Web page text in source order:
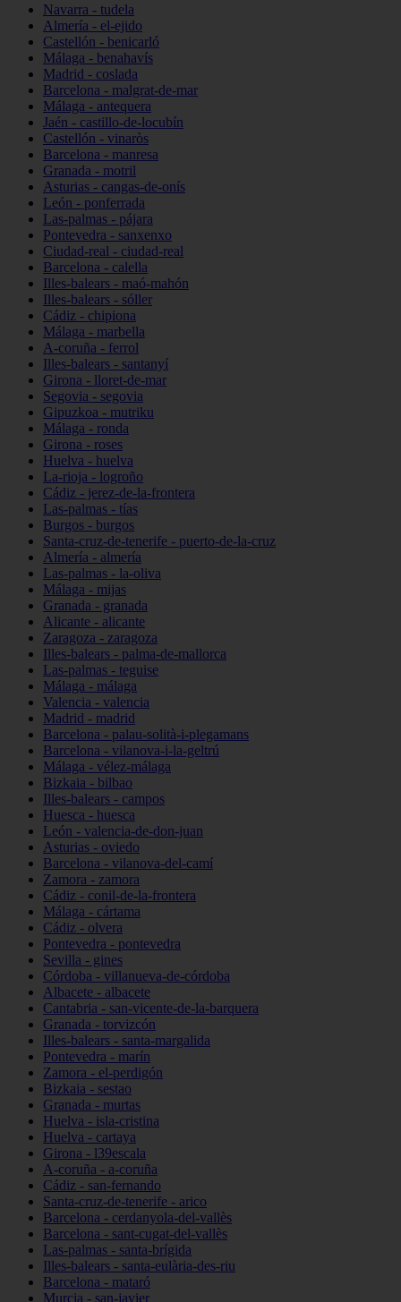
Navarra - tudela
Almería - el-ejido
Castellón - benicarló
Málaga - benahavís
Madrid - coslada
Barcelona - malgrat-de-mar
Málaga - antequera
Jaén - castillo-de-locubín
Castellón - vinaròs
Barcelona - manresa
Granada - motril
Asturias - cangas-de-onís
León - ponferrada
Las-palmas - pájara
Pontevedra - sanxenxo
Ciudad-real - ciudad-real
Barcelona - calella
Illes-balears - maó-mahón
Illes-balears - sóller
Cádiz - chipiona
Málaga - marbella
A-coruña - ferrol
Illes-balears - santanyí
Girona - lloret-de-mar
Segovia - segovia
Gipuzkoa - mutriku
Málaga - ronda
Girona - roses
Huelva - huelva
La-rioja - logroño
Cádiz - jerez-de-la-frontera
Las-palmas - tías
Burgos - burgos
Santa-cruz-de-tenerife - puerto-de-la-cruz
Almería - almería
Las-palmas - la-oliva
Málaga - mijas
Granada - granada
Alicante - alicante
Zaragoza - zaragoza
Illes-balears - palma-de-mallorca
Las-palmas - teguise
Málaga - málaga
Valencia - valencia
Madrid - madrid
Barcelona - palau-solità-i-plegamans
Barcelona - vilanova-i-la-geltrú
Málaga - vélez-málaga
Bizkaia - bilbao
Illes-balears - campos
Huesca - huesca
León - valencia-de-don-juan
Asturias - oviedo
Barcelona - vilanova-del-camí
Zamora - zamora
Cádiz - conil-de-la-frontera
Málaga - cártama
Cádiz - olvera
Pontevedra - pontevedra
Sevilla - gines
Córdoba - villanueva-de-córdoba
Albacete - albacete
Cantabria - san-vicente-de-la-barquera
Granada - torvizcón
Illes-balears - santa-margalida
Pontevedra - marín
Zamora - el-perdigón
Bizkaia - sestao
Granada - murtas
Huelva - isla-cristina
Huelva - cartaya
Girona - l39escala
A-coruña - a-coruña
Cádiz - san-fernando
Santa-cruz-de-tenerife - arico
Barcelona - cerdanyola-del-vallès
Barcelona - sant-cugat-del-vallès
Las-palmas - santa-brígida
Illes-balears - santa-eulària-des-riu
Barcelona - mataró
Murcia - san-javier